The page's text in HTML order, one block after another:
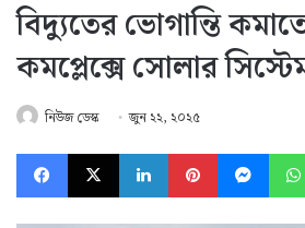
বিদ্যুতের ভোগান্তি কমাতে
কমপ্লেক্সে সোলার
নিউজ ডেস্ক জুন ২২, ২০২৫
Facebook
X LinkedInPinterest